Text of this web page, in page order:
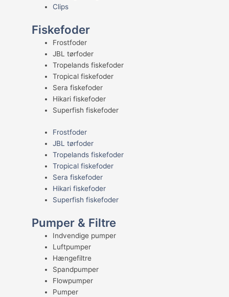
Clips
Fiskefoder
Frostfoder
JBL tørfoder
Tropelands fiskefoder
Tropical fiskefoder
Sera fiskefoder
Hikari fiskefoder
Superfish fiskefoder
Frostfoder
JBL tørfoder
Tropelands fiskefoder
Tropical fiskefoder
Sera fiskefoder
Hikari fiskefoder
Superfish fiskefoder
Pumper & Filtre
Indvendige pumper
Luftpumper
Hængefiltre
Spandpumper
Flowpumper
Pumper